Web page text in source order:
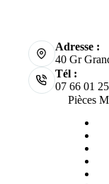
Adresse :
40 Gr
Tél :
07 66 01
Pièces